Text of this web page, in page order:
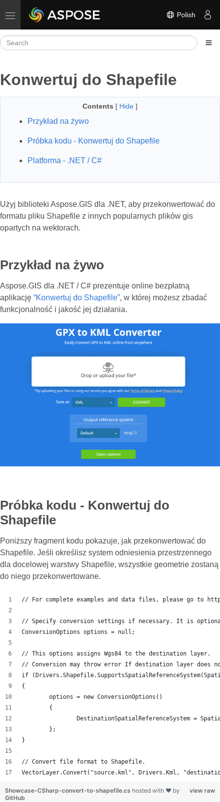
Toggle navigation Polish
Konwertuj do Shapefile
Contents [ Hide ]
Przykład na żywo
Próbka kodu - Konwertuj do Shapefile
Platforma - .NET / C#
Użyj biblioteki Aspose.GIS dla .NET, aby przekonwertować do
formatu pliku Shapefile z innych popularnych plików gis
opartych na wektorach.
Przykład na żywo
Aspose.GIS dla .NET / C# prezentuje online bezpłatną
aplikację “Konwertuj do Shapefile”, w której możesz zbadać
funkcjonalność i jakość jej działania.
Próbka kodu - Konwertuj do
Shapefile
Poniższy fragment kodu pokazuje, jak przekonwertować do
Shapefile. Jeśli określisz system odniesienia przestrzennego
dla docelowej warstwy Shapefile, wszystkie geometrie zostaną
do niego przekonwertowane.
// For complete examples and data files, please go to
// Specify conversion settings if necessary. It is
ConversionOptions options = null;
// This options assigns Wgs84 to the destination layer.
// Conversion may throw error If destination layer does
if
{
	options = new ConversionOptions()
	{
DestinationSpatialReferenceSystem =
	};
}
// Convert file format to Shapefile.
VectorLayer.Convert("source.kml", Drivers.Kml,
view raw
Showcase-CSharp-convert-to-shapefile.cs hosted with ❤ by
GitHub